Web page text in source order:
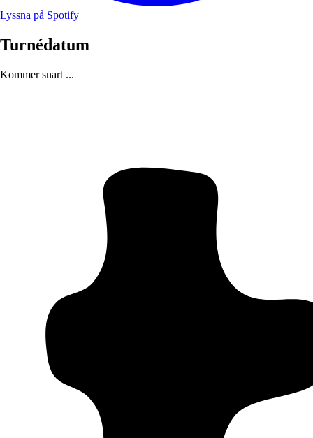
Lyssna på Spotify
Turnédatum
Kommer snart ...